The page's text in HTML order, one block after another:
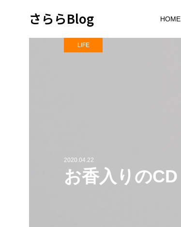
さららBlog HOME
2020.04.22
お香入りのCD
LIFE